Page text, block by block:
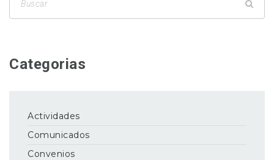
Categorias
Actividades
Comunicados
Convenios